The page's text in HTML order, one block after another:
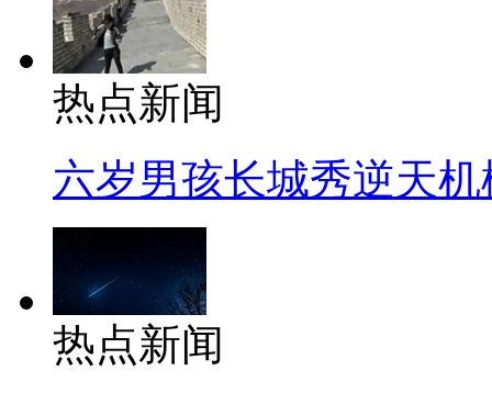
热点新闻
六岁男孩长城秀逆天机
热点新闻